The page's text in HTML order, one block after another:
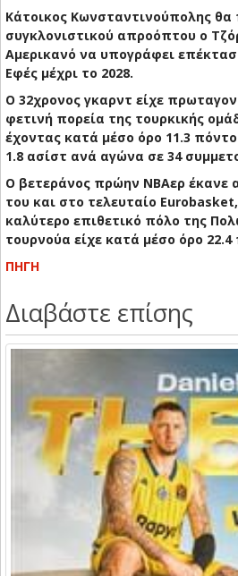
Κάτοικος Κωνσταντινούπολης θα
συγκλονιστικού απροόπτου ο
Αμερικανό να υπογράφει
Εφές μέχρι το 2028.
Ο 32χρονος γκαρντ είχε
φετινή πορεία της τουρκικής
έχοντας κατά μέσο όρο 11.3
1.8 ασίστ ανά αγώνα σε 34
Ο βετεράνος πρώην NBAερ έκανε
του και στο τελευταίο
καλύτερο επιθετικό πόλο της
τουρνούα είχε κατά μέσο όρο 22.4
ΠΗΓΗ
Διαβάστε επίσης